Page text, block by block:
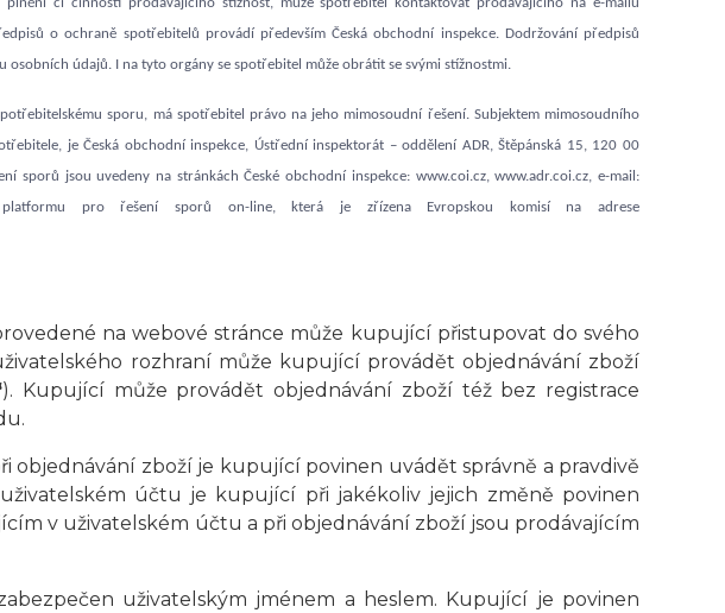
o ochraně spotřebitelů provádí především Česká obchodní inspekce. Dodržování předpisů
údajů. I na tyto orgány se spotřebitel může obrátit se svými stížnostmi.
sporu, má spotřebitel právo na jeho mimosoudní řešení. Subjektem mimosoudního
je Česká obchodní inspekce, Ústřední inspektorát – oddělení ADR, Štěpánská 15, 120 00
sporů jsou uvedeny na stránkách České obchodní inspekce: www.coi.cz, www.adr.coi.cz, e-mail:
platformu pro řešení sporů on-line, která je zřízena Evropskou komisí na adrese
na webové stránce může kupující přistupovat do svého
rozhraní může kupující provádět objednávání zboží
). Kupující může provádět objednávání zboží též bez registrace
objednávání zboží je kupující povinen uvádět správně a pravdivě
účtu je kupující při jakékoliv jejich změně povinen
v uživatelském účtu a při objednávání zboží jsou prodávajícím
uživatelským jménem a heslem. Kupující je povinen